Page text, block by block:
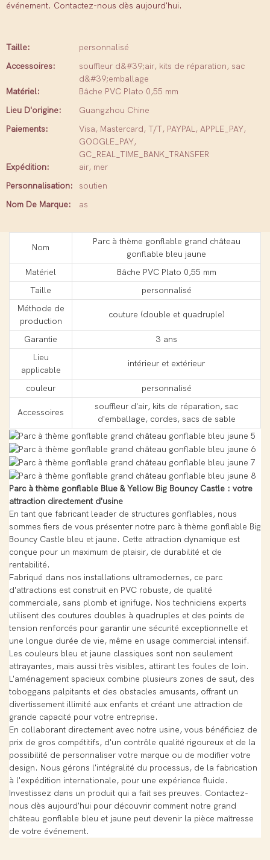
événement. Contactez-nous dès aujourd'hui.
Taille:
personnalisé
Accessoires:
souffleur d&#39;air, kits de réparation, sac
d&#39;emballage
Matériel:
Bâche PVC Plato 0,55 mm
Lieu D'origine:
Guangzhou Chine
Paiements:
Visa, Mastercard, T/T, PAYPAL, APPLE_PAY,
GOOGLE_PAY,
GC_REAL_TIME_BANK_TRANSFER
Expédition:
air, mer
Personnalisation:
soutien
Nom De Marque:
as
Nom
Parc à thème gonflable grand château
gonflable bleu jaune
Matériel
Bâche PVC Plato 0,55 mm
Taille
personnalisé
Méthode de
production
couture (double et quadruple)
Garantie
3 ans
Lieu
applicable
intérieur et extérieur
couleur personnalisé
Accessoires
souffleur d'air, kits de réparation, sac
d'emballage, cordes, sacs de sable
Parc à thème gonflable Blue & Yellow Big Bouncy Castle : votre
attraction directement d'usine
En tant que fabricant leader de structures gonflables, nous
sommes fiers de vous présenter notre parc à thème gonflable Big
Bouncy Castle bleu et jaune. Cette attraction dynamique est
conçue pour un maximum de plaisir, de durabilité et de
rentabilité.
Fabriqué dans nos installations ultramodernes, ce parc
d'attractions est construit en PVC robuste, de qualité
commerciale, sans plomb et ignifuge. Nos techniciens experts
utilisent des coutures doubles à quadruples et des points de
tension renforcés pour garantir une sécurité exceptionnelle et
une longue durée de vie, même en usage commercial intensif.
Les couleurs bleu et jaune classiques sont non seulement
attrayantes, mais aussi très visibles, attirant les foules de loin.
L'aménagement spacieux combine plusieurs zones de saut, des
toboggans palpitants et des obstacles amusants, offrant un
divertissement illimité aux enfants et créant une attraction de
grande capacité pour votre entreprise.
En collaborant directement avec notre usine, vous bénéficiez de
prix de gros compétitifs, d'un contrôle qualité rigoureux et de la
possibilité de personnaliser votre marque ou de modifier votre
design. Nous gérons l'intégralité du processus, de la fabrication
à l'expédition internationale, pour une expérience fluide.
Investissez dans un produit qui a fait ses preuves. Contactez-
nous dès aujourd'hui pour découvrir comment notre grand
château gonflable bleu et jaune peut devenir la pièce maîtresse
de votre événement.